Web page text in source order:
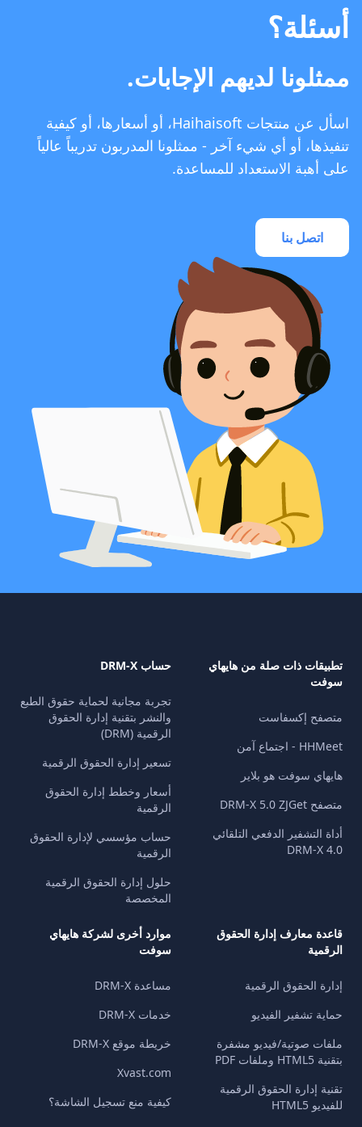
أسئلة؟
ممثلونا لديهم الإجابات.
اسأل عن منتجات Haihaisoft، أو أسعارها، أو كيفية
تنفيذها، أو أي شيء آخر - ممثلونا المدربون تدريباً عالياً
على أهبة الاستعداد للمساعدة.
اتصل بنا
تطبيقات ذات صلة من هايهاي
سوفت
متصفح إكسفاست
HHMeet - اجتماع آمن
هايهاي سوفت هو بلاير
متصفح DRM-X 5.0 ZJGet
أداة التشفير الدفعي التلقائي
DRM-X 4.0
حساب DRM-X
تجربة مجانية لحماية حقوق الطبع
والنشر بتقنية إدارة الحقوق
الرقمية (DRM)
تسعير إدارة الحقوق الرقمية
أسعار وخطط إدارة الحقوق
الرقمية
حساب مؤسسي لإدارة الحقوق
الرقمية
حلول إدارة الحقوق الرقمية
المخصصة
قاعدة معارف إدارة الحقوق
الرقمية
إدارة الحقوق الرقمية
حماية تشفير الفيديو
ملفات صوتية/فيديو مشفرة
بتقنية HTML5 وملفات PDF
تقنية إدارة الحقوق الرقمية
للفيديو HTML5
موارد أخرى لشركة هايهاي
سوفت
مساعدة DRM-X
خدمات DRM-X
خريطة موقع DRM-X
Xvast.com
كيفية منع تسجيل الشاشة؟